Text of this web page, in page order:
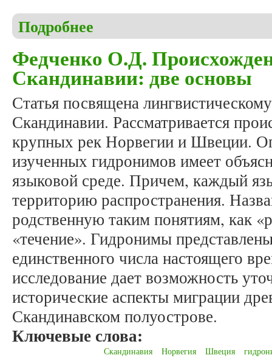
Подробнее
Федченко О.Д.
Скандинавии: две основы
Статья посвящена
Скандинавии. Рассматривается
крупных рек Норвегии и Швеции.
изученных гидронимов имеет
языковой среде. Причем, каждый
территорию распространения.
родственную таким понятиям, как
«течение». Гидронимы
единственного числа настоящего
исследование дает возможность
исторические аспекты миграции
Скандинавском полуострове.
Ключевые слова:
Скандинавия Норвегия Швеция